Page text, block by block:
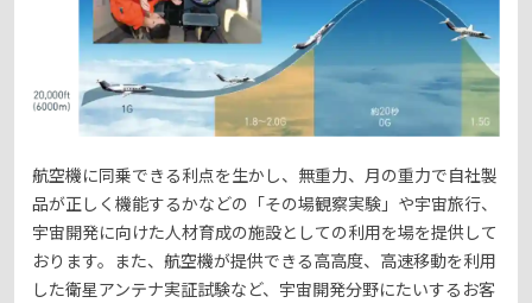
航空機に同乗できる利点を生かし、無重力、月の重力で自社製
品が正しく機能するかなどの「その場観察実験」や宇宙旅行、
宇宙開発に向けた人材育成の施設としての利用を場を提供して
おります。また、航空機が提供できる高高度、高速移動を利用
した衛星アンテナ実証試験など、宇宙開発分野にたいするお客